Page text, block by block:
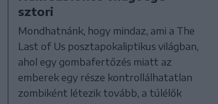
sztori
Mondhatnánk, hogy mindaz, ami a The
Last of Us posztapokaliptikus világban,
ahol egy gombafertőzés miatt az
emberek egy része kontrollálhatatlan
zombiként létezik tovább, a túlélők